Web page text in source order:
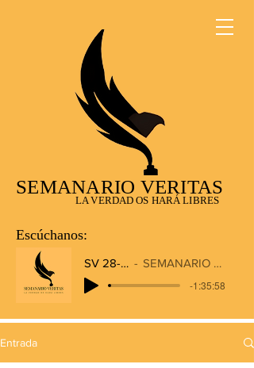
SEMANARIO VERITAS
LA VERDAD OS HARÁ LIBRES
Escúchanos:
SV 28-12-2025
SEMANARIO VERITAS RADIO
-1:35:58
Entrada